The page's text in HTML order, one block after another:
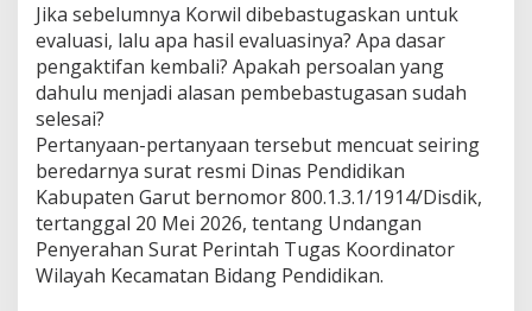
Jika sebelumnya Korwil dibebastugaskan untuk
evaluasi, lalu apa hasil evaluasinya? Apa dasar
pengaktifan kembali? Apakah persoalan yang
dahulu menjadi alasan pembebastugasan sudah
selesai?
Pertanyaan-pertanyaan tersebut mencuat seiring
beredarnya surat resmi Dinas Pendidikan
Kabupaten Garut bernomor 800.1.3.1/1914/Disdik,
tertanggal 20 Mei 2026, tentang Undangan
Penyerahan Surat Perintah Tugas Koordinator
Wilayah Kecamatan Bidang Pendidikan.